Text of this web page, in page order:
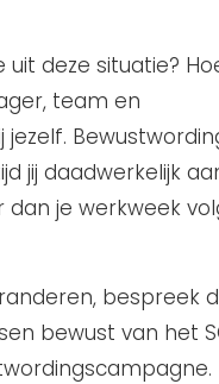
deze situatie?
team en
jij daadwerkelijk
je werkweek
bespreek
bewust van het